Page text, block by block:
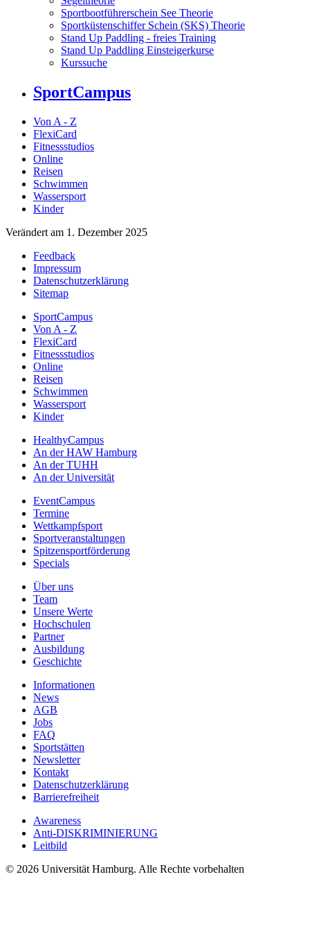
Sportbootführerschein See Theorie
Sportküstenschiffer Schein (SKS) Theorie
Stand Up Paddling - freies Training
Stand Up Paddling Einsteigerkurse
Kurssuche
SportCampus
Von A - Z
FlexiCard
Fitnessstudios
Online
Reisen
Schwimmen
Wassersport
Kinder
Verändert am 1. Dezember 2025
Feedback
Impressum
Datenschutzerklärung
Sitemap
SportCampus
Von A - Z
FlexiCard
Fitnessstudios
Online
Reisen
Schwimmen
Wassersport
Kinder
HealthyCampus
An der HAW Hamburg
An der TUHH
An der Universität
EventCampus
Termine
Wettkampfsport
Sportveranstaltungen
Spitzensportförderung
Specials
Über uns
Team
Unsere Werte
Hochschulen
Partner
Ausbildung
Geschichte
Informationen
News
AGB
Jobs
FAQ
Sportstätten
Newsletter
Kontakt
Datenschutzerklärung
Barrierefreiheit
Awareness
Anti-DISKRIMINIERUNG
Leitbild
© 2026 Universität Hamburg. Alle Rechte vorbehalten